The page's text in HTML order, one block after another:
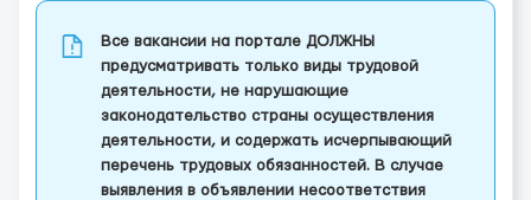
Все вакансии на портале ДОЛЖНЫ
предусматривать только виды трудовой
деятельности, не нарушающие
законодательство страны осуществления
деятельности, и содержать исчерпывающий
перечень трудовых обязанностей. В случае
выявления в объявлении несоответствия